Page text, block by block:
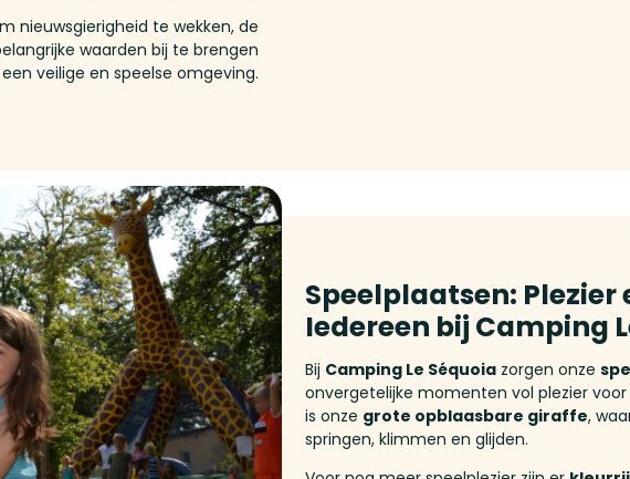
nieuwsgierigheid te wekken, de
waarden bij te brengen
veilige en speelse omgeving.
Speelplaatsen:
Iedereen bij Camping
Bij Camping Le Séquoia zorgen onze
onvergetelijke momenten vol plezier
is onze grote opblaasbare giraffe,
springen, klimmen en glijden.